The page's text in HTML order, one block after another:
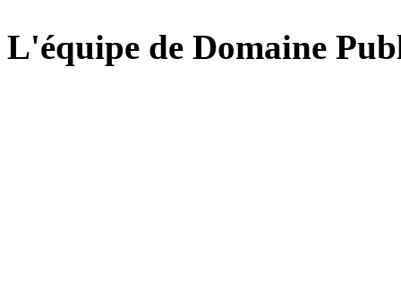
L'équipe de Domaine